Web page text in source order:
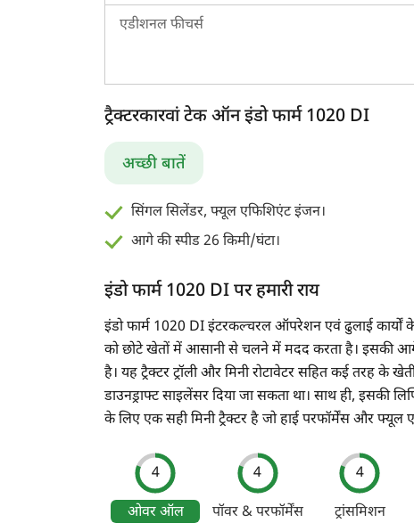
एडीशनल फीचर्स
ट्रैक्टरकारवां टेक ऑन इंडो फार्म 1020 DI
अच्छी बातें
सिंगल सिलेंडर, फ्यूल एफिशिएंट इंजन।
आगे की स्पीड 26 किमी/घंटा।
इंडो फार्म 1020 DI पर हमारी राय
इंडो फार्म 1020 DI इंटरकल्चरल ऑपरेशन एवं ढुलाई कार्यों
को छोटे खेतों में आसानी से चलने में मदद करता है। इसकी
है। यह ट्रैक्टर ट्रॉली और मिनी रोटावेटर सहित कई तरह के
डाउनड्राफ्ट साइलेंसर दिया जा सकता था। साथ ही, इसकी
के लिए एक सही मिनी ट्रैक्टर है जो हाई परफॉर्मेंस और फ्यूल
4
ओवर ऑल
4
पॉवर & परफॉर्मेंस
4
ट्रांसमिशन